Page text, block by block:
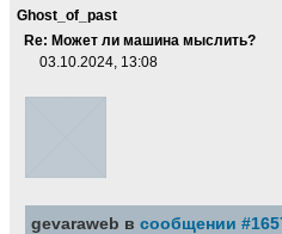
Ghost_of_past
Re: Может ли машина мыслить?
03.10.2024, 13:08
gevaraweb в сообщении